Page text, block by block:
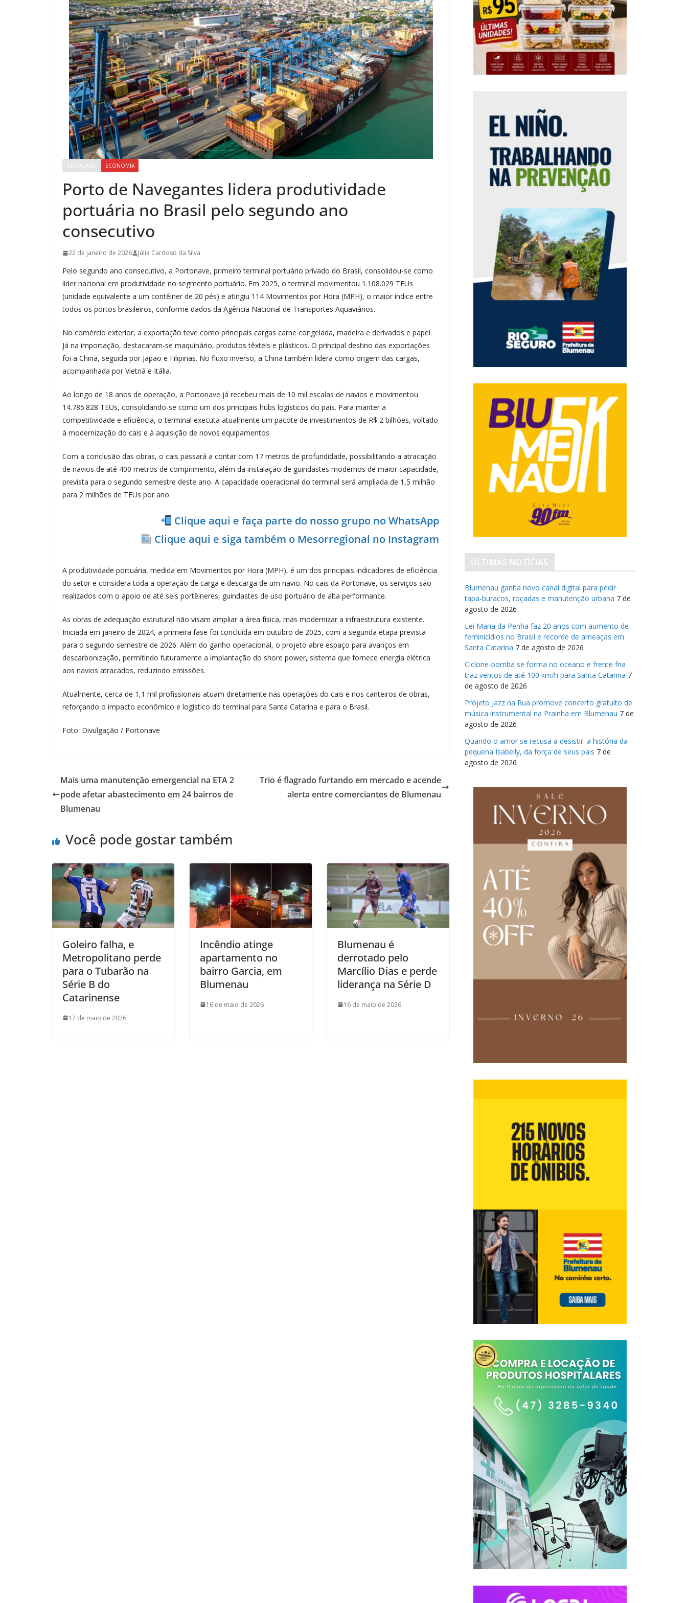
DESTAQUES ECONOMIA
Porto de Navegantes lidera produtividade
portuária no Brasil pelo segundo ano
consecutivo
22 de janeiro de 2026 Júlia Cardoso da Silva
Pelo segundo ano consecutivo, a Portonave, primeiro terminal portuário privado do Brasil, consolidou-se como
líder nacional em produtividade no segmento portuário. Em 2025, o terminal movimentou 1.108.029 TEUs
(unidade equivalente a um contêiner de 20 pés) e atingiu 114 Movimentos por Hora (MPH), o maior índice entre
todos os portos brasileiros, conforme dados da Agência Nacional de Transportes Aquaviários.
No comércio exterior, a exportação teve como principais cargas carne congelada, madeira e derivados e papel.
Já na importação, destacaram-se maquinário, produtos têxteis e plásticos. O principal destino das exportações
foi a China, seguida por Japão e Filipinas. No fluxo inverso, a China também lidera como origem das cargas,
acompanhada por Vietnã e Itália.
Ao longo de 18 anos de operação, a Portonave já recebeu mais de 10 mil escalas de navios e movimentou
14.785.828 TEUs, consolidando-se como um dos principais hubs logísticos do país. Para manter a
competitividade e eficiência, o terminal executa atualmente um pacote de investimentos de R$ 2 bilhões, voltado
à modernização do cais e à aquisição de novos equipamentos.
Com a conclusão das obras, o cais passará a contar com 17 metros de profundidade, possibilitando a atracação
de navios de até 400 metros de comprimento, além da instalação de guindastes modernos de maior capacidade,
prevista para o segundo semestre deste ano. A capacidade operacional do terminal será ampliada de 1,5 milhão
para 2 milhões de TEUs por ano.
Clique aqui e faça parte do nosso grupo no WhatsApp
Clique aqui e siga também o Mesorregional no Instagram
A produtividade portuária, medida em Movimentos por Hora (MPH), é um dos principais indicadores de eficiência
do setor e considera toda a operação de carga e descarga de um navio. No cais da Portonave, os serviços são
realizados com o apoio de até seis portêineres, guindastes de uso portuário de alta performance.
As obras de adequação estrutural não visam ampliar a área física, mas modernizar a infraestrutura existente.
Iniciada em janeiro de 2024, a primeira fase foi concluída em outubro de 2025, com a segunda etapa prevista
para o segundo semestre de 2026. Além do ganho operacional, o projeto abre espaço para avanços em
descarbonização, permitindo futuramente a implantação do shore power, sistema que fornece energia elétrica
aos navios atracados, reduzindo emissões.
Atualmente, cerca de 1,1 mil profissionais atuam diretamente nas operações do cais e nos canteiros de obras,
reforçando o impacto econômico e logístico do terminal para Santa Catarina e para o Brasil.
Foto: Divulgação / Portonave
Mais uma manutenção emergencial na ETA 2
pode afetar abastecimento em 24 bairros de
Blumenau
Trio é flagrado furtando em mercado e acende
alerta entre comerciantes de Blumenau
Você pode gostar também
Goleiro falha, e
Metropolitano perde
para o Tubarão na
Série B do
Catarinense
17 de maio de 2026
Incêndio atinge
apartamento no
bairro Garcia, em
Blumenau
16 de maio de 2026
Blumenau é
derrotado pelo
Marcílio Dias e perde
liderança na Série D
16 de maio de 2026
ÚLTIMAS NOTÍCIAS
Blumenau ganha novo canal digital para pedir
tapa-buracos, roçadas e manutenção urbana 7 de
agosto de 2026
Lei Maria da Penha faz 20 anos com aumento de
feminicídios no Brasil e recorde de ameaças em
Santa Catarina 7 de agosto de 2026
Ciclone-bomba se forma no oceano e frente fria
traz ventos de até 100 km/h para Santa Catarina 7
de agosto de 2026
Projeto Jazz na Rua promove concerto gratuito de
música instrumental na Prainha em Blumenau 7 de
agosto de 2026
Quando o amor se recusa a desistir: a história da
pequena Isabelly, da força de seus pais 7 de
agosto de 2026